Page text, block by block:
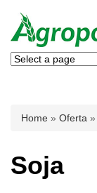
You are
Home » Oferta »
Soja